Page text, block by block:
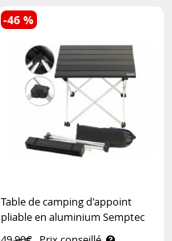
avec ba..
Table de camping d'appoint
pliable en aluminium Semptec
-46 %